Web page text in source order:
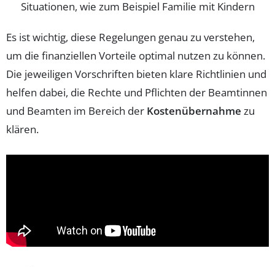
Situationen, wie zum Beispiel Familie mit Kindern
Es ist wichtig, diese Regelungen genau zu verstehen,
um die finanziellen Vorteile optimal nutzen zu können.
Die jeweiligen Vorschriften bieten klare Richtlinien und
helfen dabei, die Rechte und Pflichten der Beamtinnen
und Beamten im Bereich der Kostenübernahme zu
klären.